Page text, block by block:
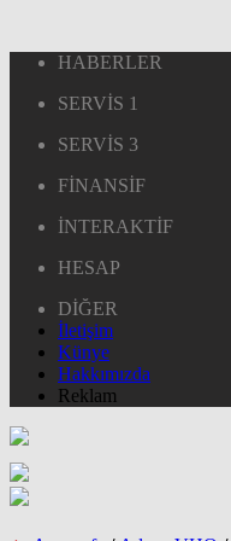
HABERLER
SERVİS 1
SERVİS 3
FİNANSİF
İNTERAKTİF
HESAP
DİĞER
İletişim
Künye
Hakkımızda
Reklam